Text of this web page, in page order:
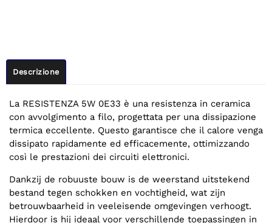
Descrizione
La RESISTENZA 5W 0E33 è una resistenza in ceramica
con avvolgimento a filo, progettata per una dissipazione
termica eccellente. Questo garantisce che il calore venga
dissipato rapidamente ed efficacemente, ottimizzando
così le prestazioni dei circuiti elettronici.
Dankzij de robuuste bouw is de weerstand uitstekend
bestand tegen schokken en vochtigheid, wat zijn
betrouwbaarheid in veeleisende omgevingen verhoogt.
Hierdoor is hij ideaal voor verschillende toepassingen in